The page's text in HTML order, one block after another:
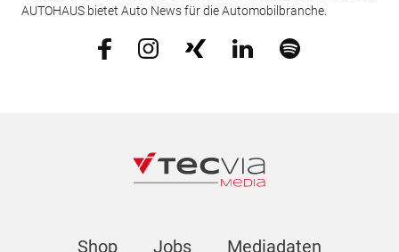
AUTOHAUS bietet Auto News für die Automobilbranche.
Shop Jobs Mediadaten